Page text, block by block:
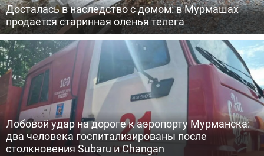
Досталась в наследство с домом: в Мурмашах
продается старинная оленья телега
Лобовой удар на дороге к аэропорту Мурманска:
два человека госпитализированы после
столкновения Subaru и Changan